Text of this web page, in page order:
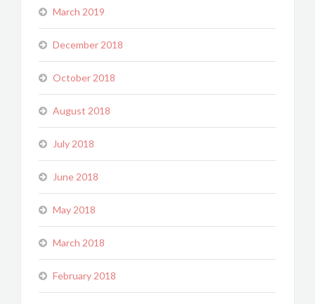
March 2019
December 2018
October 2018
August 2018
July 2018
June 2018
May 2018
March 2018
February 2018